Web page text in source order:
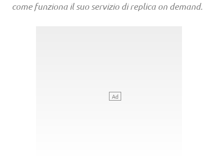
come funziona il suo servizio di replica on demand.